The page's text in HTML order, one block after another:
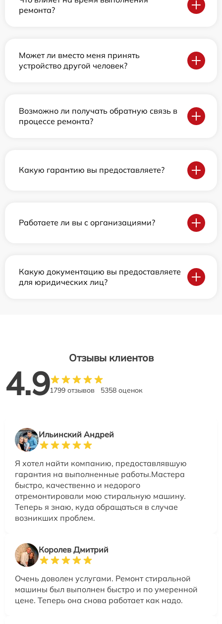
ремонта?
Может ли вместо меня принять
устройство другой человек?
Возможно ли получать обратную связь в
процессе ремонта?
Какую гарантию вы предоставляете?
Работаете ли вы с организациями?
Какую документацию вы предоставляете
для юридических лиц?
Отзывы клиентов
4.91799 отзывов 5358 оценок
Ильинский Андрей
Я хотел найти компанию, предоставлявшую
гарантия на выполненные работы.Мастера
быстро, качественно и недорого
отремонтировали мою стиральную машину.
Теперь я знаю, куда обращаться в случае
возникших проблем.
Королев Дмитрий
Очень доволен услугами. Ремонт стиральной
машины был выполнен быстро и по умеренной
цене. Теперь она снова работает как надо.